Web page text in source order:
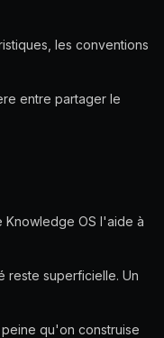
les conventions
entre partager le
Knowledge OS l'aide à
reste superficielle. Un
qu'on construise